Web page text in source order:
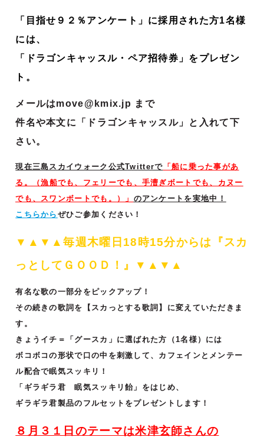
「目指せ９２％アンケート」に採用された方1名様
には、
「ドラゴンキャッスル・ペア招待券」をプレゼン
ト。
メールはmove@kmix.jp まで
件名や本文に「ドラゴンキャッスル」と入れて下
さい。
現在三島スカイウォーク公式Twitterで 「 船に乗った事があ
る。
（漁船でも、フェリーでも、手漕ぎボートでも、カヌー
でも、スワンボートでも。）
」 のアンケートを実地中！
こちらから ぜひご参加ください！
▼▲▼▲毎週木曜日18時15分からは『スカ
っとして ＧＯＯＤ！』▼▲▼▲
有名な歌の一部分をピックアップ！
その続きの歌詞を【スカっとする歌詞】に変えていただきま
す。
きょうイチ＝「グースカ」に選ばれた方（1名様）には
ボコボコの形状で口の中を刺激して、カフェインとメンテー
ル配合で眠気スッキリ！
「ギラギラ君 眠気スッキリ飴」をはじめ、
ギラギラ君製品のフルセットをプレゼントします！
８月３１日のテーマは米津玄師さんの